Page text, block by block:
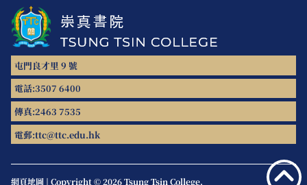
屯門良才里 9 號
電話:3507 6400
傳真:2463 7535
電郵:ttc@ttc.edu.hk
網頁地圖 | Copyright © 2026 Tsung Tsin College.